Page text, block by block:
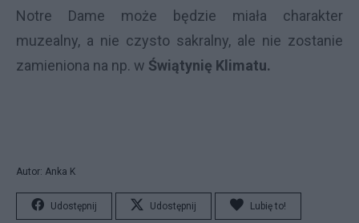
Notre Dame może będzie miała charakter
muzealny, a nie czysto sakralny, ale nie zostanie
zamieniona na np. w Świątynię Klimatu.
Autor: Anka K
Udostępnij Udostępnij Lubię to!